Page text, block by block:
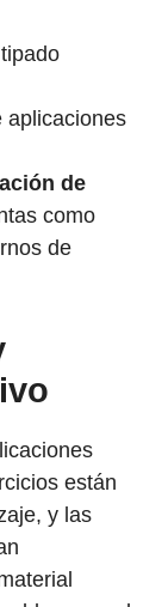
aplicaciones
de
como
de
están
y las